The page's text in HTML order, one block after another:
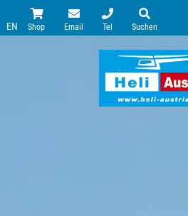
EN Shop Email Tel Suchen